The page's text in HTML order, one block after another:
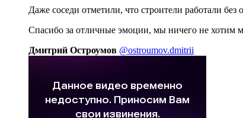
Даже соседи отметили, что строители работали
Спасибо за отличные эмоции, мы ничего не хотим
Дмитрий Остроумов @ostroumov.dmitrii